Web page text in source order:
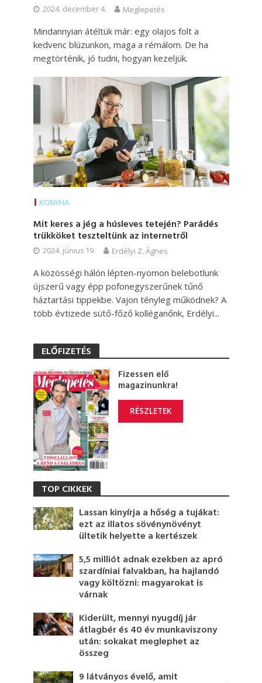
2024. december 4. Meglepetés
Mindannyian átéltük már: egy olajos folt a
kedvenc blúzunkon, maga a rémálom. De ha
megtörténik, jó tudni, hogyan kezeljük.
KONYHA
Mit keres a jég a húsleves tetején? Parádés
trükköket teszteltünk az internetről
2024. június 19. Erdélyi Z. Ágnes
A közösségi hálón lépten-nyomon belebotlunk
újszerű vagy épp pofonegyszerűnek tűnő
háztartási tippekbe. Vajon tényleg működnek? A
több évtizede sütő-főző kolléganőnk, Erdélyi...
ELŐFIZETÉS
Fizessen elő
magazinunkra!
RÉSZLETEK
TOP CIKKEK
Lassan kinyírja a hőség a tujákat:
ezt az illatos sövénynövényt
ültetik helyette a kertészek
5,5 milliót adnak ezekben az apró
szardíniai falvakban, ha hajlandó
vagy költözni: magyarokat is
várnak
Kiderült, mennyi nyugdíj jár
átlagbér és 40 év munkaviszony
után: sokakat meglephet az
összeg
9 látványos évelő, amit